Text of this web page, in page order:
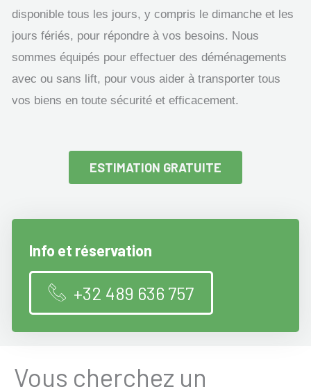
disponible tous les jours, y compris le dimanche et les
jours fériés, pour répondre à vos besoins. Nous
sommes équipés pour effectuer des déménagements
avec ou sans lift, pour vous aider à transporter tous
vos biens en toute sécurité et efficacement.
ESTIMATION GRATUITE
Info et réservation
+32 489 636 757
Vous cherchez un